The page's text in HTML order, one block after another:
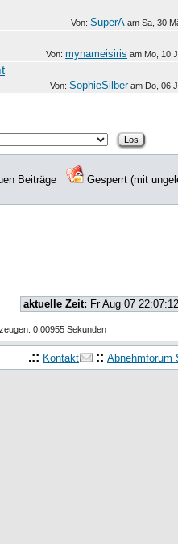
Von: SuperA am Sa, 30
Von: mynameisiris am Mo, 10
Von: SophieSilberam Do, 06
Beiträge
Gesperrt (mit
aktuelle Zeit: Fr Aug 07
0.00955 Sekunden
.:: Kontakt :: Abnehmforum